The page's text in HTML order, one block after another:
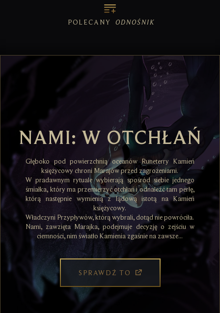
POLECANY ODNOŚNIK
NAMI: W OTCHŁAŃ
Głęboko pod powierzchnią oceanów Runeterry Kamień
księżycowy chroni Marajów przed zagrożeniami.
W pradawnym rytuale wybierają spośród siebie jednego
śmiałka, który ma przemierzyć otchłań i odnaleźć tam perłę,
którą następnie wymienią z lądową istotą na Kamień
księżycowy.
Władczyni Przypływów, którą wybrali, dotąd nie powróciła.
Nami, zawzięta Marajka, podejmuje decyzję o zejściu w
ciemności, nim światło Kamienia zgaśnie na zawsze...
SPRAWDŹ TO